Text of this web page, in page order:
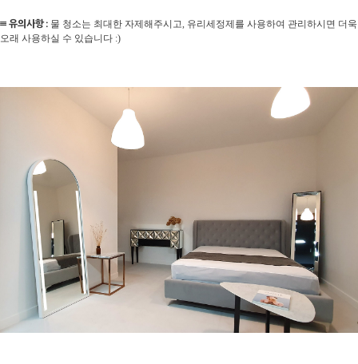
≡ 유의사항 : 물 청소는 최대한 자제해주시고, 유리세정제를 사용하여 관리하시면 더욱
오래 사용하실 수 있습니다 :)